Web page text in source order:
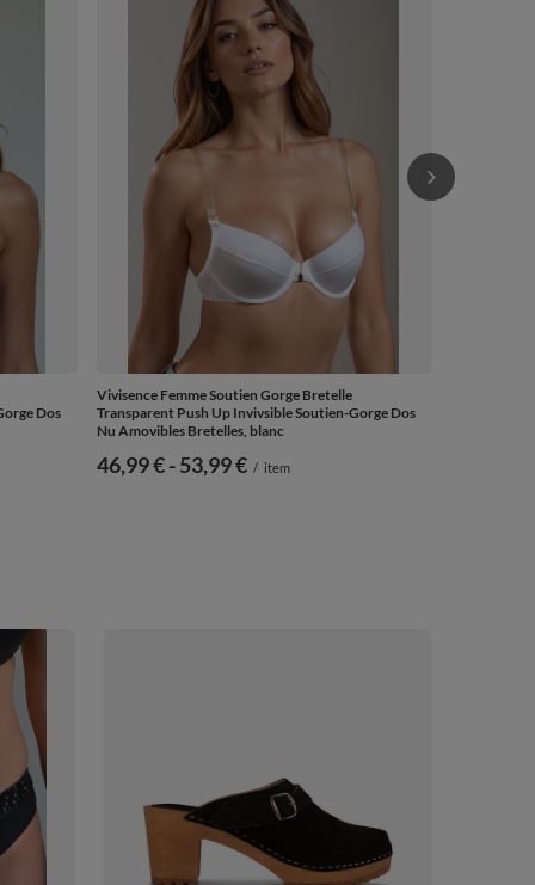
Dos
Vivisence Femme Soutien Gorge Bretelle
Transparent Push Up Invivsible Soutien-Gorge Dos
Nu Amovibles Bretelles, blanc
de
46,99 €-vers le bas
53,99 € / item